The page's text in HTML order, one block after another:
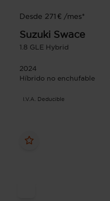
Desde 271 € /mes*
Suzuki Swace
1.8 GLE Hybrid
2024
Híbrido no enchufable
I.V.A. Deducible